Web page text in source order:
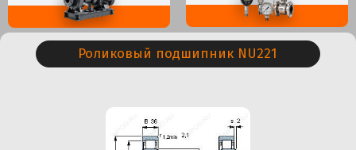
Роликовый подшипник NU221